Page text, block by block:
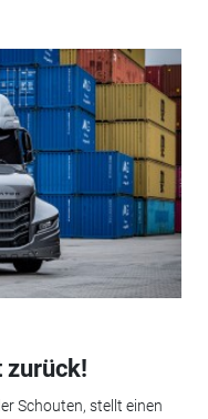
zurück!
Schouten, stellt einen